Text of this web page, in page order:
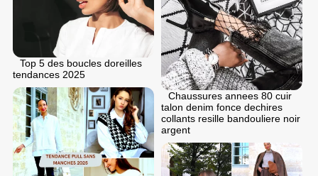
Chaussures annees 80 cuir
talon denim fonce dechires
collants resille bandouliere noir
argent
Top 5 des boucles doreilles
tendances 2025